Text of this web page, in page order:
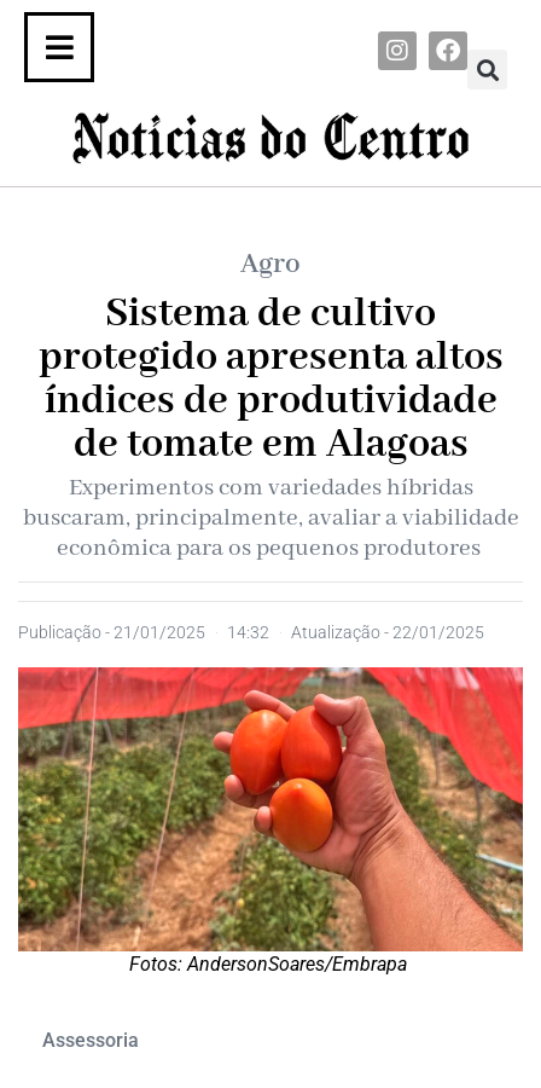
Agro
Sistema de cultivo
protegido apresenta altos
índices de produtividade
de tomate em Alagoas
Experimentos com variedades híbridas
buscaram, principalmente, avaliar a viabilidade
econômica para os pequenos produtores
Publicação -21/01/2025 14:32 Atualização - 22/01/2025
Fotos: AndersonSoares/Embrapa
Assessoria